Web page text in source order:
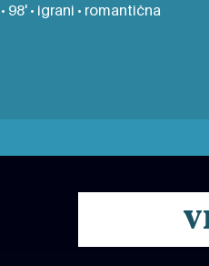
98' • igrani • romantična